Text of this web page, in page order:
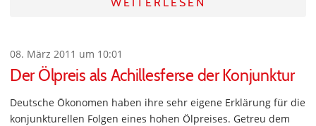
08. März 2011 um 10:01
Der Ölpreis als Achillesferse der Konjunktur
Deutsche Ökonomen haben ihre sehr eigene Erklärung für die
konjunkturellen Folgen eines hohen Ölpreises. Getreu dem